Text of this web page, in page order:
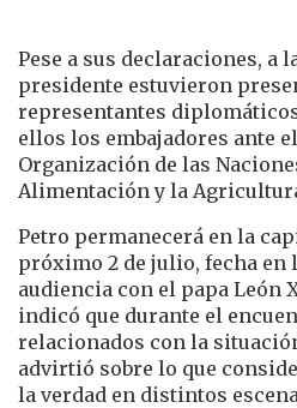
Pese a sus declaraciones, a
presidente estuvieron
representantes
ellos los embajadores ante
Organización de las
Alimentación y la
Petro permanecerá en la
próximo 2 de julio, fecha en
audiencia con el papa León
indicó que durante el
relacionados con la
advirtió sobre lo que
la verdad en distintos